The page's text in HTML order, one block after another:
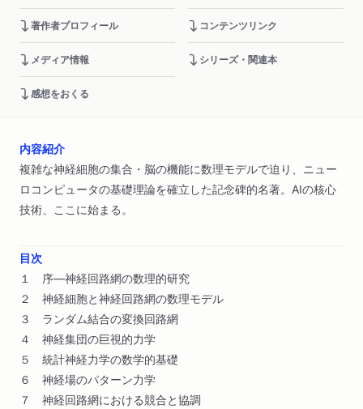
著作者プロフィール コンテンツリンク
メディア情報 シリーズ・関連本
感想をおくる
内容紹介
複雑な神経細胞の集合・脳の機能に数理モデルで迫り、ニュー
ロコンピュータの基礎理論を確立した記念碑的名著。AIの核心
技術、ここに始まる。
目次
１ 序―神経回路網の数理的研究
２ 神経細胞と神経回路網の数理モデル
３ ランダム結合の変換回路網
４ 神経集団の巨視的力学
５ 統計神経力学の数学的基礎
６ 神経場のパターン力学
７ 神経回路網における競合と協調